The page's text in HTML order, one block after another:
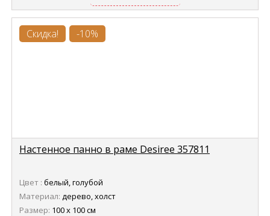
Скидка! -10%
Настенное панно в раме Desiree 357811
Цвет : белый, голубой
Материал: дерево, холст
Размер: 100 х 100 см